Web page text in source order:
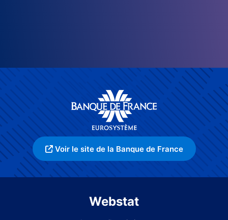
Voir le site de la Banque de France
Webstat